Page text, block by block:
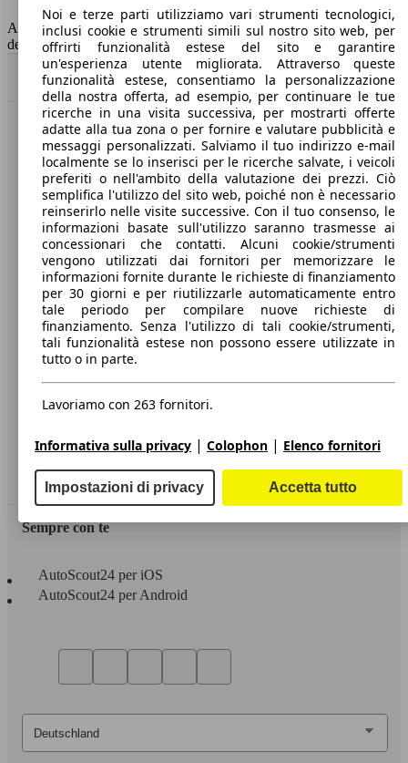
Capacità del serbatoio
50 l
AutoScout24 non si assume alcuna responsabilità per la correttezza
dei dati.
Torna su
Benvenuti su AutoScout24, il mercato auto europeo.
Società
A proposito di AutoScout24
Stampa
Media
Condizioni generali
Informazioni
Privacy
Dichiarazione di Accessibilità
Servizi
Area rivenditori
Sempre con te
AutoScout24 per iOS
AutoScout24 per Android
Noi e terze parti utilizziamo vari strumenti tecnologici,
inclusi cookie e strumenti simili sul nostro sito web, per
offrirti funzionalità estese del sito e garantire
un'esperienza utente migliorata. Attraverso queste
funzionalità estese, consentiamo la personalizzazione
della nostra offerta, ad esempio, per continuare le tue
ricerche in una visita successiva, per mostrarti offerte
adatte alla tua zona o per fornire e valutare pubblicità e
messaggi personalizzati. Salviamo il tuo indirizzo e-mail
localmente se lo inserisci per le ricerche salvate, i veicoli
preferiti o nell'ambito della valutazione dei prezzi. Ciò
semplifica l'utilizzo del sito web, poiché non è necessario
reinserirlo nelle visite successive. Con il tuo consenso, le
informazioni basate sull'utilizzo saranno trasmesse ai
concessionari che contatti. Alcuni cookie/strumenti
vengono utilizzati dai fornitori per memorizzare le
informazioni fornite durante le richieste di finanziamento
per 30 giorni e per riutilizzarle automaticamente entro
tale periodo per compilare nuove richieste di
finanziamento. Senza l'utilizzo di tali cookie/strumenti,
tali funzionalità estese non possono essere utilizzate in
tutto o in parte.
Lavoriamo con 263 fornitori.
Informativa sulla privacy | Colophon | Elenco fornitori
Impostazioni di privacy Accetta tutto